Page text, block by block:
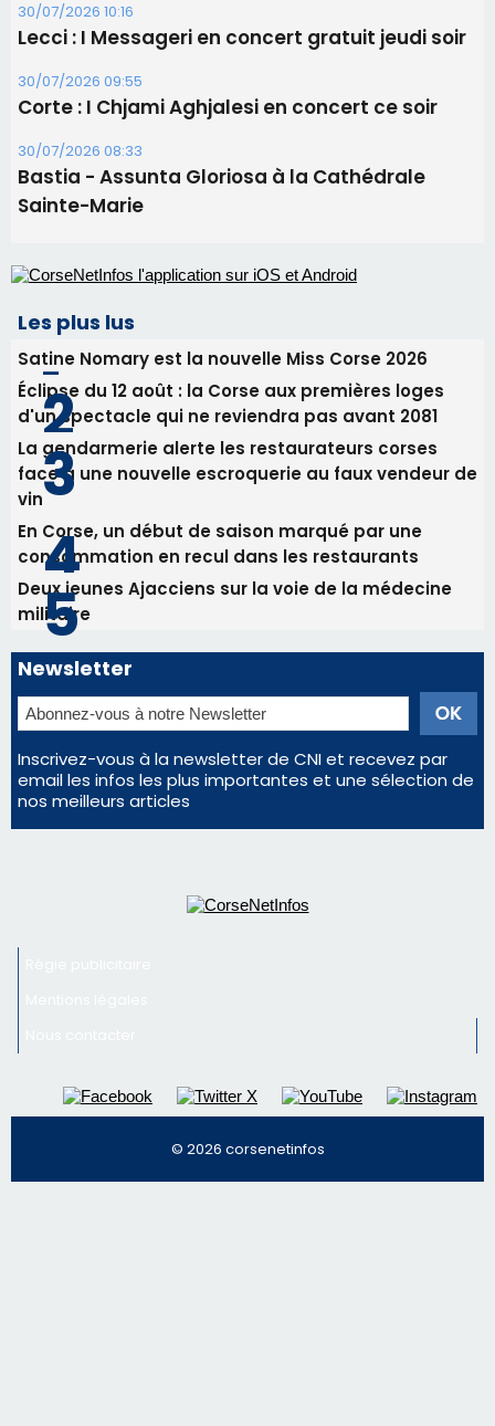
30/07/2026 10:16
Lecci : I Messageri en concert gratuit jeudi soir
30/07/2026 09:55
Corte : I Chjami Aghjalesi en concert ce soir
30/07/2026 08:33
Bastia - Assunta Gloriosa à la Cathédrale
Sainte-Marie
Les plus lus
Satine Nomary est la nouvelle Miss Corse 2026
Éclipse du 12 août : la Corse aux premières loges
d'un spectacle qui ne reviendra pas avant 2081
La gendarmerie alerte les restaurateurs corses
face à une nouvelle escroquerie au faux vendeur de
vin
En Corse, un début de saison marqué par une
consommation en recul dans les restaurants
Deux jeunes Ajacciens sur la voie de la médecine
militaire
Newsletter
Inscrivez-vous à la newsletter de CNI et recevez par
email les infos les plus importantes et une sélection de
nos meilleurs articles
© 2026 corsenetinfos